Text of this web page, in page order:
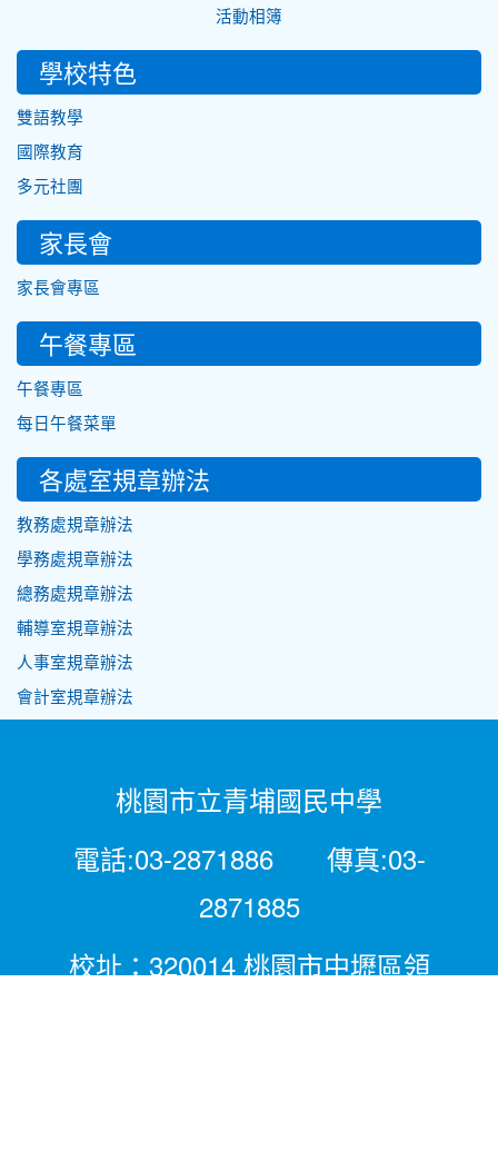
活動相簿
學校特色
雙語教學
國際教育
多元社團
家長會
家長會專區
午餐專區
午餐專區
每日午餐菜單
各處室規章辦法
教務處規章辦法
學務處規章辦法
總務處規章辦法
輔導室規章辦法
人事室規章辦法
會計室規章辦法
桃園市立青埔國民中學
電話:03-2871886 傳真:03-
2871885
校址：320014 桃園市中壢區領